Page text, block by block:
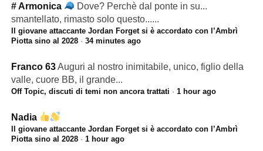
# Armonica
Dove? Perchè dal ponte in su...
smantellato, rimasto solo questo......
Il giovane attaccante Jordan Forget si è accordato con l’Ambrì
Piotta sino al 2028· 34 minutes ago
Franco 63Auguri al nostro inimitabile, unico, figlio della
valle, cuore BB, il grande...
Off Topic, discuti di temi non ancora trattati · 1 hour ago
Nadia
Il giovane attaccante Jordan Forget si è accordato con l’Ambrì
Piotta sino al 2028· 1 hour ago